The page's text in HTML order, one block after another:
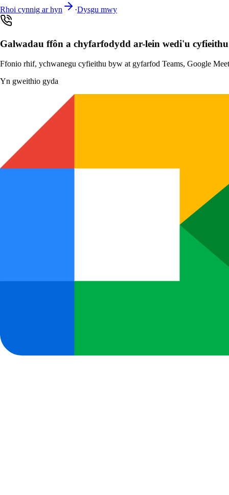
Rhoi cynnig ar hyn ·Dysgu mwy
Galwadau ffôn a chyfarfodydd ar-lein wedi'u cyfieithu
Ffonio rhif, ychwanegu cyfieithu byw at gyfarfod Teams, Google
Yn gweithio gyda